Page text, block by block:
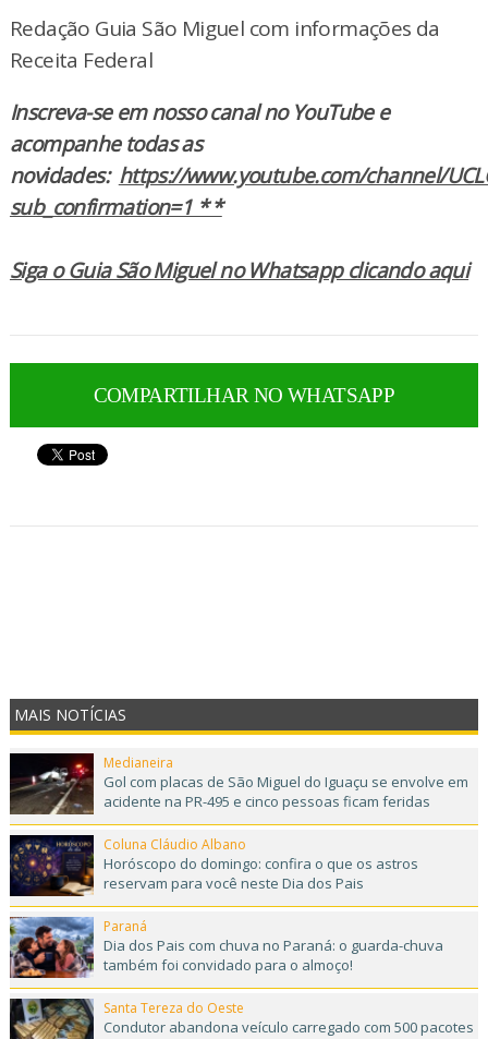
Redação Guia São Miguel com informações da
Receita Federal
Inscreva-se em nosso canal no YouTube e
acompanhe todas as
novidades: https://www.youtube.com/channel/
sub_confirmation=1 * *
Siga o Guia São Miguel no Whatsapp clicando aqui
COMPARTILHAR NO WHATSAPP
MAIS NOTÍCIAS
Medianeira
Gol com placas de São Miguel do Iguaçu se envolve em
acidente na PR-495 e cinco pessoas ficam feridas
Coluna Cláudio Albano
Horóscopo do domingo: confira o que os astros
reservam para você neste Dia dos Pais
Paraná
Dia dos Pais com chuva no Paraná: o guarda-chuva
também foi convidado para o almoço!
Santa Tereza do Oeste
Condutor abandona veículo carregado com 500 pacotes